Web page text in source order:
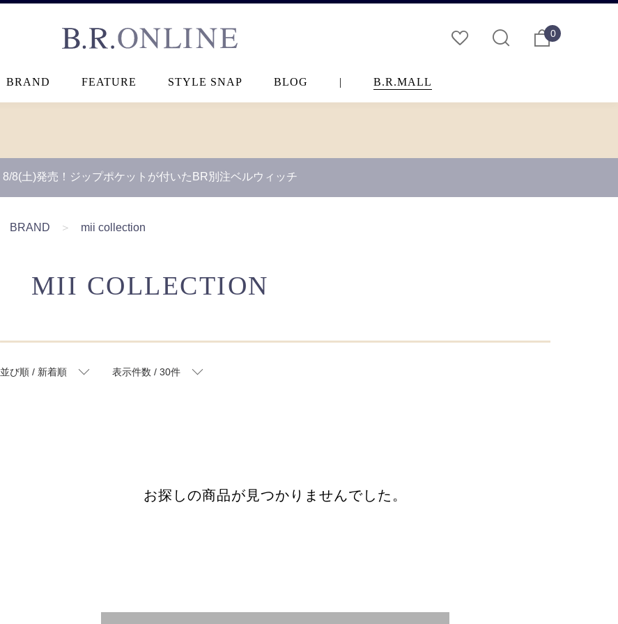
0
BRAND FEATURE STYLE SNAP BLOG | B.R.MALL
8/8(土)発売！ジップポケットが付いたBR別注ベルウィッチ
BRAND ＞ mii collection
MII COLLECTION
並び順 / 新着順 表示件数 / 30件
お探しの商品が見つかりませんでした。